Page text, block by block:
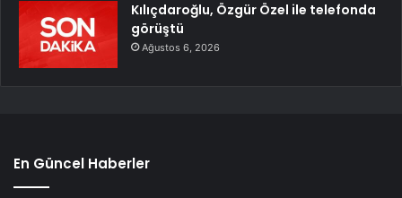
Kılıçdaroğlu, Özgür Özel ile telefonda
görüştü
Ağustos 6, 2026
En Güncel Haberler